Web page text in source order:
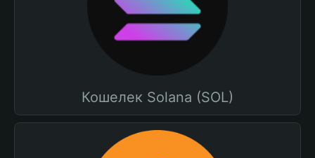
Кошелек Solana (SOL)